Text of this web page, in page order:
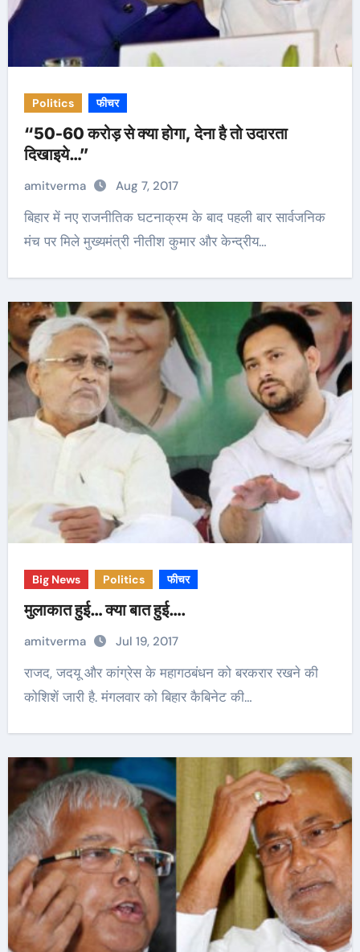
Politics फीचर
“50-60 करोड़ से क्या होगा, देना है तो उदारता
दिखाइये…”
amitverma Aug 7, 2017
बिहार में नए राजनीतिक घटनाक्रम के बाद पहली बार सार्वजनिक
मंच पर मिले मुख्यमंत्री नीतीश कुमार और केन्द्रीय…
Big News Politics फीचर
मुलाकात हुई… क्या बात हुई….
amitverma Jul 19, 2017
राजद, जदयू और कांग्रेस के महागठबंधन को बरकरार रखने की
कोशिशें जारी है. मंगलवार को बिहार कैबिनेट की…